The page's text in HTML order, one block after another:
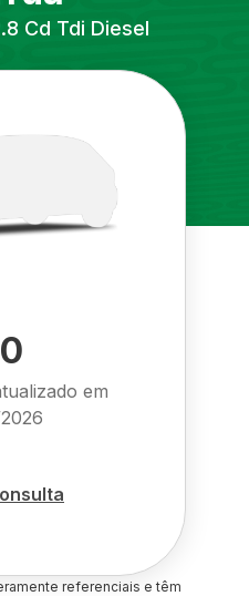
Cd Tdi Diesel
em
referenciais e têm